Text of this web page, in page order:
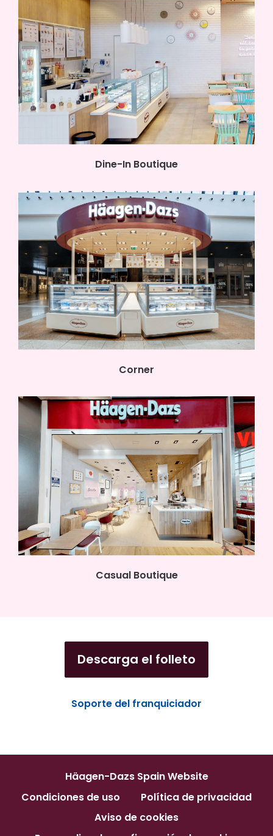
Dine-In Boutique
Corner
Casual Boutique
Descarga el folleto
Soporte del franquiciador
Häagen-Dazs Spain Website
Condiciones de uso
Política de privacidad
Aviso de cookies